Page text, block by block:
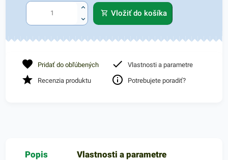
Vložiť do košíka
Pridať do obľúbených Vlastnosti a parametre
Recenzia produktu Potrebujete poradiť?
Popis Vlastnosti a parametre